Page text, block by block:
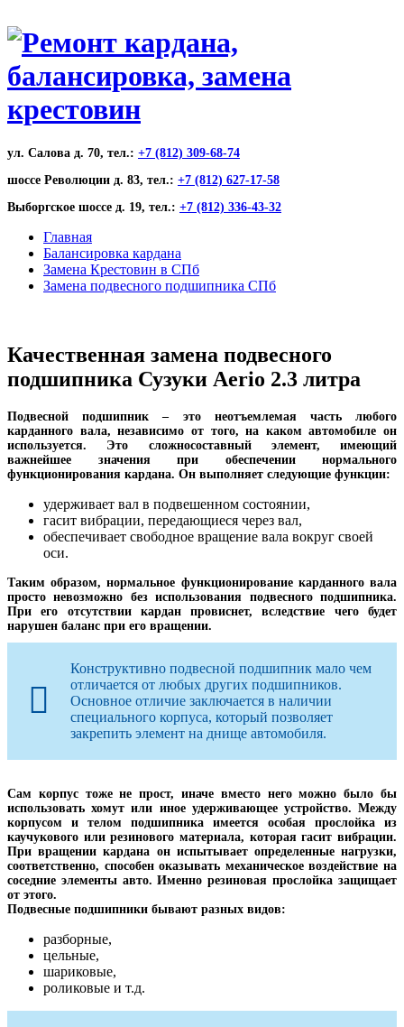
ул. Салова д. 70, тел.: +7 (812) 309-68-74
шоссе Революции д. 83, тел.: +7 (812) 627-17-58
Выборгское шоссе д. 19, тел.: +7 (812) 336-43-32
Главная
Балансировка кардана
Замена Крестовин в СПб
Замена подвесного подшипника СПб
Качественная замена подвесного
подшипника Сузуки Aerio 2.3 литра
Подвесной подшипник – это неотъемлемая часть любого
карданного вала, независимо от того, на каком автомобиле он
используется. Это сложносоставный элемент, имеющий
важнейшее значения при обеспечении нормального
функционирования кардана. Он выполняет следующие функции:
удерживает вал в подвешенном состоянии,
гасит вибрации, передающиеся через вал,
обеспечивает свободное вращение вала вокруг своей
оси.
Таким образом, нормальное функционирование карданного вала
просто невозможно без использования подвесного подшипника.
При его отсутствии кардан провиснет, вследствие чего будет
нарушен баланс при его вращении.
Конструктивно подвесной подшипник мало чем
отличается от любых других подшипников.
Основное отличие заключается в наличии
специального корпуса, который позволяет
закрепить элемент на днище автомобиля.
Сам корпус тоже не прост, иначе вместо него можно было бы
использовать хомут или иное удерживающее устройство. Между
корпусом и телом подшипника имеется особая прослойка из
каучукового или резинового материала, которая гасит вибрации.
При вращении кардана он испытывает определенные нагрузки,
соответственно, способен оказывать механическое воздействие на
соседние элементы авто. Именно резиновая прослойка защищает
от этого.
Подвесные подшипники бывают разных видов:
разборные,
цельные,
шариковые,
роликовые и т.д.